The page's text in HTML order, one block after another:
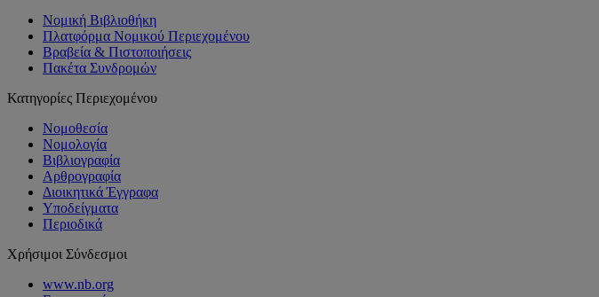
Νομική Βιβλιοθήκη
Πλατφόρμα Νομικού Περιεχομένου
Βραβεία & Πιστοποιήσεις
Πακέτα Συνδρομών
Κατηγορίες Περιεχομένου
Νομοθεσία
Νομολογία
Βιβλιογραφία
Αρθρογραφία
Διοικητικά Έγγραφα
Υποδείγματα
Περιοδικά
Χρήσιμοι Σύνδεσμοι
www.nb.org